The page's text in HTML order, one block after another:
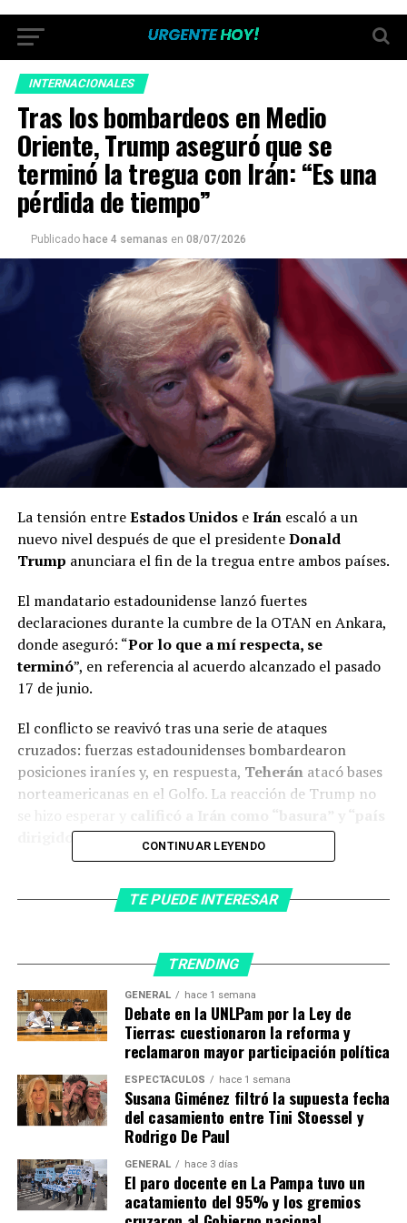
INTERNACIONALES
Tras los bombardeos en Medio
Oriente, Trump aseguró que se
terminó la tregua con Irán: “Es una
pérdida de tiempo”
Publicado hace 4 semanas en 08/07/2026
La tensión entreEstados UnidoseIránescaló a un
nuevo nivel después de que el presidenteDonald
Trump anunciara el fin de la tregua entre ambos países.
El mandatario estadounidense lanzó fuertes
declaraciones durante la cumbre de la OTAN en Ankara,
donde aseguró: “Por lo que a mí respecta, se
terminó”, en referencia al acuerdo alcanzado el pasado
17 de junio.
El conflicto se reavivó tras una serie de ataques
cruzados: fuerzas estadounidenses bombardearon
posiciones iraníes y, en respuesta, Teheránatacó bases
norteamericanas en el Golfo. La reacción de Trump no
dirigido por locos”.
El impacto en los mercados y
las acusaciones de Trump
Las palabras del presidente estadounidense tuvieron un
efecto inmediato en los mercados internacionales.
precio del petróleo se disparó un 5%
apenas se
conocieron sus declaraciones, reflejando la
preocupación global por la escalada del conflicto en
Estados Unidos volvió a atacar a Irán (Foto: EFE)
Trump fue más allá y acusó a Irán de tergiversar lo
acordado en la tregua firmada con Washington.
“Todo el mundo estuvo de acuerdo: nada de armas
CONTINUAR LEYENDO
TE PUEDE INTERESAR
TRENDING
GENERAL hace 1 semana
Debate en la UNLPam por la Ley de
Tierras: cuestionaron la reforma y
reclamaron mayor participación política
ESPECTÁCULOS hace 1 semana
Susana Giménez filtró la supuesta fecha
del casamiento entre Tini Stoessel y
Rodrigo De Paul
GENERAL hace 3 días
El paro docente en La Pampa tuvo un
acatamiento del 95% y los gremios